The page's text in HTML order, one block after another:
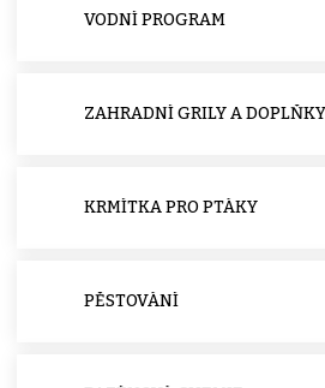
VODNÍ PROGRAM
ZAHRADNÍ GRILY A DOPLŇKY
KRMÍTKA PRO PTÁKY
PĚSTOVÁNÍ